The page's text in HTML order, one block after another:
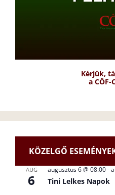
Kérjük,
a CÖF-
KÖZELGŐ
AUG
6
augusztus 6 @ 08:00-
Tini Lelkes Napok